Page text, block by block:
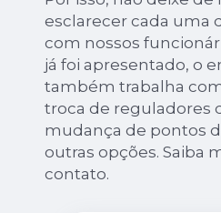
esclarecer cada uma
com nossos
já foi apresentado, o
também trabalha
troca de reguladores
mudança de pontos
outras opções. Saiba
contato.